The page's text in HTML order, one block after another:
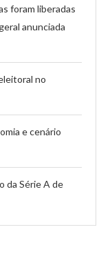
foram liberadas
anunciada
no
e cenário
da Série A de